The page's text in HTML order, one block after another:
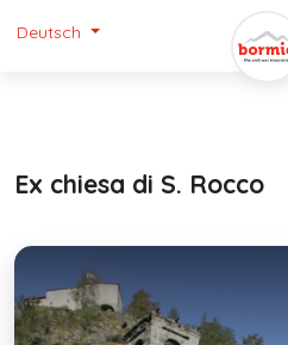
Deutsch
Ex chiesa di S. Rocco